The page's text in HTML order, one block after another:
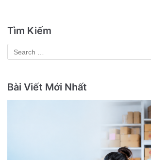
Tìm Kiếm
Bài Viết Mới Nhất